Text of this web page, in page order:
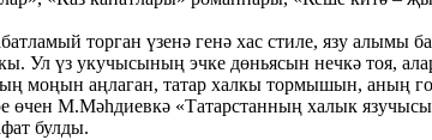
торган үзенә генә хас стиле, язу алымы
Ул үз укучысының эчке дөньясын нечкә тоя,
моңын аңлаган, татар халкы тормышын, аның
өчен М.Мәһдиевкә «Татарстанның халык
булды.